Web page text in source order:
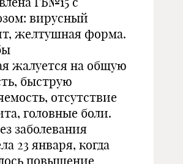
вирусный
желтушная форма.
жалуется на общую
быструю
отсутствие
головные боли.
заболевания
23 января, когда
повышение